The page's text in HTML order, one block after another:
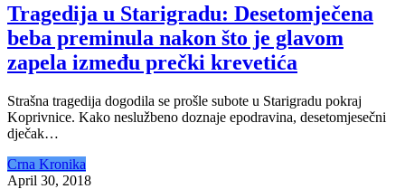
Tragedija u Starigradu: Desetomječena
beba preminula nakon što je glavom
zapela između prečki krevetića
Strašna tragedija dogodila se prošle subote u Starigradu pokraj
Koprivnice. Kako neslužbeno doznaje epodravina, desetomjesečni
dječak…
Crna Kronika
April 30, 2018